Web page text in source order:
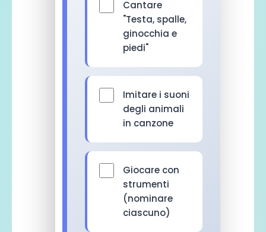
Cantare
"Testa, spalle,
ginocchia e
piedi"
Imitare i suoni
degli animali
in canzone
Giocare con
strumenti
(nominare
ciascuno)